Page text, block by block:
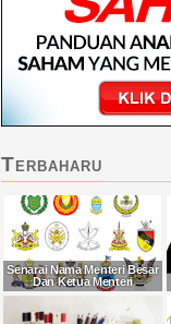
Terbaharu
Senarai Nama Menteri Besar
Dan Ketua Menteri